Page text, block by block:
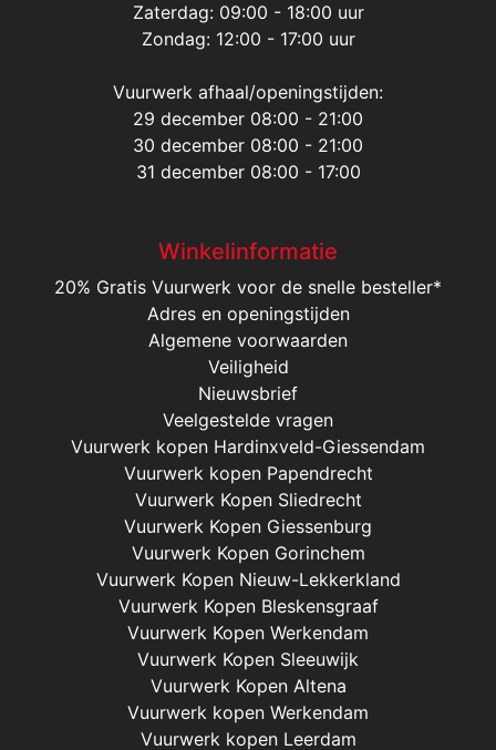
Zaterdag: 09:00 - 18:00 uur
Zondag: 12:00 - 17:00 uur
Vuurwerk afhaal/openingstijden:
29 december 08:00 - 21:00
30 december 08:00 - 21:00
31 december 08:00 - 17:00
Winkelinformatie
20% Gratis Vuurwerk voor de snelle besteller*
Adres en openingstijden
Algemene voorwaarden
Veiligheid
Nieuwsbrief
Veelgestelde vragen
Vuurwerk kopen Hardinxveld-Giessendam
Vuurwerk kopen Papendrecht
Vuurwerk Kopen Sliedrecht
Vuurwerk Kopen Giessenburg
Vuurwerk Kopen Gorinchem
Vuurwerk Kopen Nieuw-Lekkerkland
Vuurwerk Kopen Bleskensgraaf
Vuurwerk Kopen Werkendam
Vuurwerk Kopen Sleeuwijk
Vuurwerk Kopen Altena
Vuurwerk kopen Werkendam
Vuurwerk kopen Leerdam